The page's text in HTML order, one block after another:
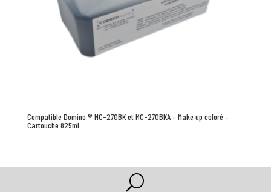
Compatible Domino ® MC-270BK et MC-270BKA – Make up coloré –
Cartouche 825ml
U